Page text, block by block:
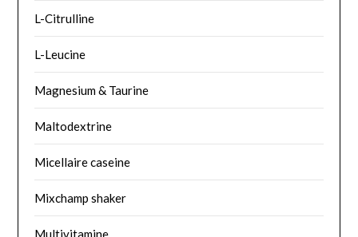
L-Citrulline
L-Leucine
Magnesium & Taurine
Maltodextrine
Micellaire caseine
Mixchamp shaker
Multivitamine